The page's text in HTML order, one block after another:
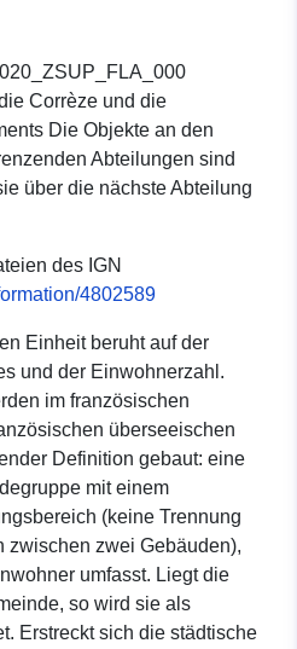
Corrèze und die
Die Objekte an den
Abteilungen sind
über die nächste Abteilung
des IGN
4802589
Einheit beruht auf der
und der Einwohnerzahl.
im französischen
überseeischen
Definition gebaut: eine
mit einem
(keine Trennung
zwischen zwei Gebäuden),
umfasst. Liegt die
so wird sie als
Erstreckt sich die städtische